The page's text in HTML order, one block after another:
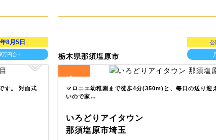
8月5日
万円台～
す。 対面式
栃木県那須塩原市
公
1
マロニエ幼稚園まで徒歩4分(350m)と、毎日の送り迎
いので家…
いろどりアイタウン
那須塩原市埼玉